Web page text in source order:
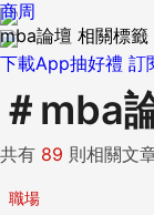
下載App抽好禮 訂
商周
mba論壇 相關標籤
＃ mba
共有 89 則相關文
職場